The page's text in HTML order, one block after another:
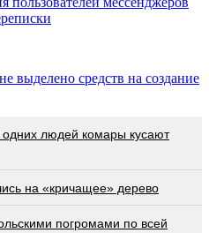
выделено средств на создание
людей комары кусают
на «кричащее» дерево
погромами по всей